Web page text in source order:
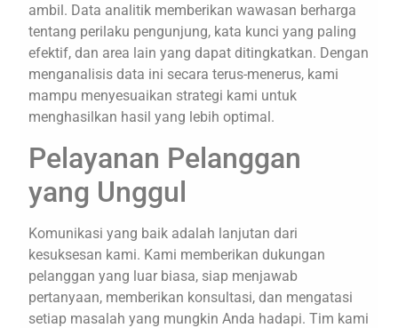
ambil. Data analitik memberikan wawasan berharga
tentang perilaku pengunjung, kata kunci yang paling
efektif, dan area lain yang dapat ditingkatkan. Dengan
menganalisis data ini secara terus-menerus, kami
mampu menyesuaikan strategi kami untuk
menghasilkan hasil yang lebih optimal.
Pelayanan Pelanggan
yang Unggul
Komunikasi yang baik adalah lanjutan dari
kesuksesan kami. Kami memberikan dukungan
pelanggan yang luar biasa, siap menjawab
pertanyaan, memberikan konsultasi, dan mengatasi
setiap masalah yang mungkin Anda hadapi. Tim kami